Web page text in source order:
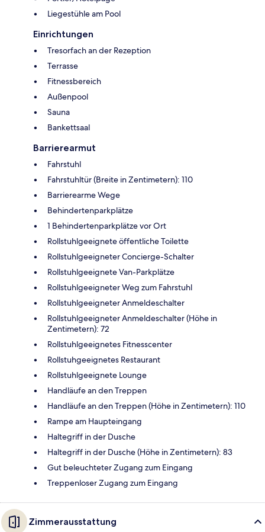
Liegestühle am Pool
Einrichtungen
Tresorfach an der Rezeption
Terrasse
Fitnessbereich
Außenpool
Sauna
Bankettsaal
Barrierearmut
Fahrstuhl
Fahrstuhltür (Breite in Zentimetern): 110
Barrierearme Wege
Behindertenparkplätze
1 Behindertenparkplätze vor Ort
Rollstuhlgeeignete öffentliche Toilette
Rollstuhlgeeigneter Concierge-Schalter
Rollstuhlgeeignete Van-Parkplätze
Rollstuhlgeeigneter Weg zum Fahrstuhl
Rollstuhlgeeigneter Anmeldeschalter
Rollstuhlgeeigneter Anmeldeschalter (Höhe in
Zentimetern): 72
Rollstuhlgeeignetes Fitnesscenter
Rollstuhgeeignetes Restaurant
Rollstuhlgeeignete Lounge
Handläufe an den Treppen
Handläufe an den Treppen (Höhe in Zentimetern): 110
Rampe am Haupteingang
Haltegriff in der Dusche
Haltegriff in der Dusche (Höhe in Zentimetern): 83
Gut beleuchteter Zugang zum Eingang
Treppenloser Zugang zum Eingang
Zimmerausstattung